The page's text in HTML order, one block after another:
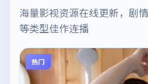
海量影视资源在线更新，剧
等类型佳作连播
热门